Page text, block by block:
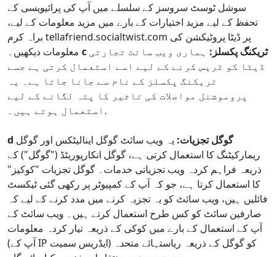
سوشل ٹوسٹ سروسز کے سلسلے میں آپ کی پرائیویسی کے
تحفظ کے لیے مزید اختیارات کے بارے میں مزید معلومات کے لیے،
براہ کرم tellafriend.socialtwist.com پر ڈیٹا پروٹیکشن کی
c ٹریکنگ پکسلز: ہماری ویب سائٹ تجارتی
ڈیٹا کو ٹریس کرنے کے لیے اسے استعمال کرتی ہے جسے
ٹریکنگ پکسلز کے نام سے جانا جاتا ہے۔ یہ
پروموشنل مواصلات کی تاثیر کا پتہ لگانے کے لیے
استعمال ہوتے ہیں۔.
d گوگل تجزیات: یہ ویب سائٹ گوگل اینالیٹکس اور گوگل
ریمارکیٹنگ کا استعمال کرتی ہے، گوگل انکارپوریٹڈ ("گوگل") کے
ذریعہ فراہم کردہ ویب تجزیاتی خدمات۔ گوگل تجزیات "کوکیز"
کا استعمال کرتا ہے، جو کہ آپ کے کمپیوٹر پر رکھی گئی ٹیکسٹ
فائلیں ہیں، ویب سائٹ کو یہ تجزیہ کرنے میں مدد کرنے کے لیے کہ
صارفین سائٹ کو کس طرح استعمال کرتے ہیں۔ ویب سائٹ کے
آپ کے استعمال کے بارے میں کوکی کے ذریعہ تیار کردہ معلومات
(آپ کے IP ایڈریس سمیت) کو گوگل کے ذریعہ ریاستہائے متحدہ